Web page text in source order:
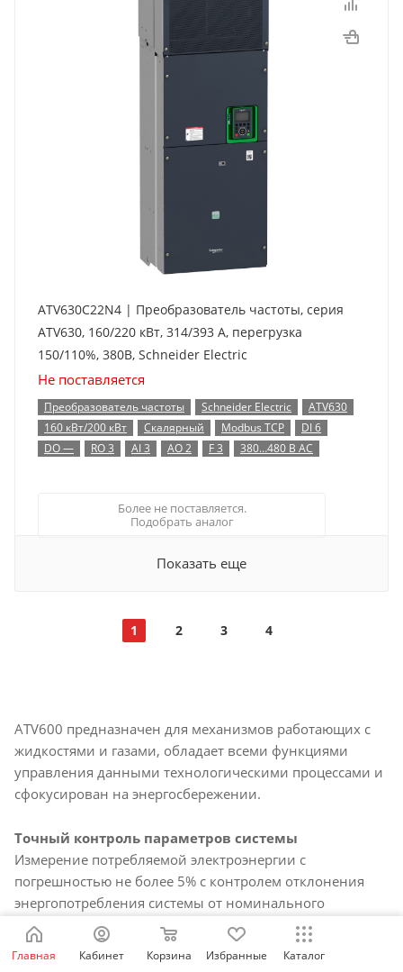
ATV630C22N4 | Преобразователь частоты, серия
ATV630, 160/220 кВт, 314/393 А, перегрузка
150/110%, 380B, Schneider Electric
Не поставляется
Преобразователь частоты Schneider Electric
ATV630
160 кВт/200 кВт
Скалярный Modbus TCP
DI 6
DO —
RO 3 AI 3 AO 2 F 3 380…480 В AC
Более не поставляется.
Подобрать аналог
Показать еще
1 2 3 4
ATV600 предназначен для механизмов работающих с
жидкостями и газами, обладает всеми функциями
управления данными технологическими процессами и
сфокусирован на энергосбережении.
Точный контроль параметров системы
Измерение потребляемой электроэнергии с
погрешностью не более 5% с контролем отклонения
энергопотребления системы от номинального
значения. Измерения в режиме реального времени с
возможностью настройки информационной панели.
Вывод значений в единицах, задаваемых
Главная Кабинет Корзина Избранные Каталог